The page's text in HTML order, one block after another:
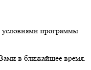
условиями программы
в ближайшее время.